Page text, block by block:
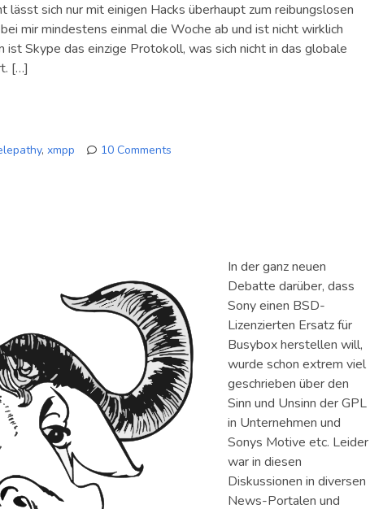
lässt sich nur mit einigen Hacks überhaupt zum reibungslosen
mir mindestens einmal die Woche ab und ist nicht wirklich
ist Skype das einzige Protokoll, was sich nicht in das globale
[…]
, xmpp
10 Comments
In der ganz neuen
Debatte darüber, dass
Sony einen BSD-
Lizenzierten Ersatz für
Busybox herstellen will,
wurde schon extrem viel
geschrieben über den
Sinn und Unsinn der GPL
in Unternehmen und
Sonys Motive etc. Leider
war in diesen
Diskussionen in diversen
News-Portalen und